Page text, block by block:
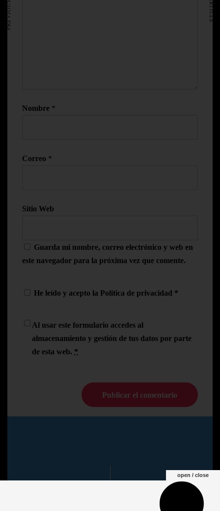
Nombre *
Correo *
Sitio Web
Guarda mi nombre, correo electrónico y web en
este navegador para la próxima vez que comente.
He leído y acepto la Política de privacidad *
Al usar este formulario accedes al
almacenamiento y gestión de tus datos por parte
de esta web. *
open / close